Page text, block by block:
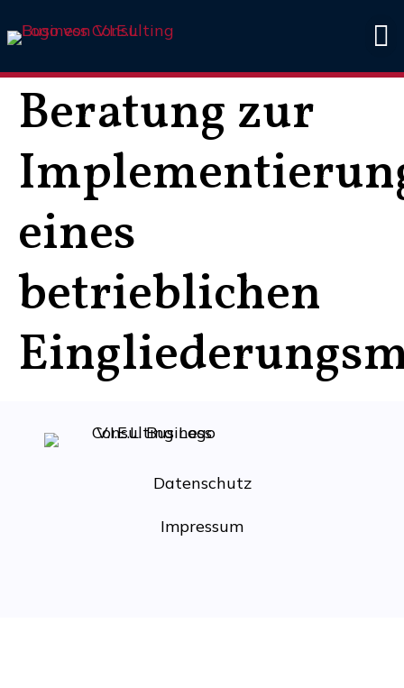
Beratung zur
eines
betrieblichen
Datenschutz
Impressum